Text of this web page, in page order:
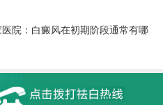
院：白癜风在初期阶段通常有哪